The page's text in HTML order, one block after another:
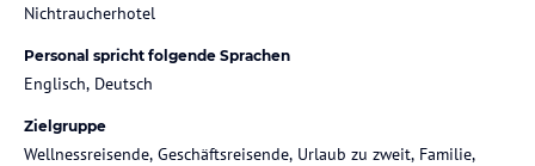
Nichtraucherhotel
Personal spricht folgende Sprachen
Englisch, Deutsch
Zielgruppe
Wellnessreisende, Geschäftsreisende, Urlaub zu zweit, Familie,